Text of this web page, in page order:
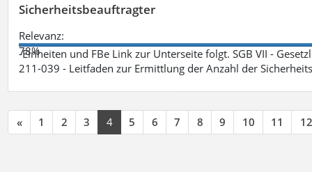
Sicherheitsbeauftragter
Relevanz:
78%
-Einheiten und FBe Link zur Unterseite folgt. SGB VII -
211-039 - Leitfaden zur Ermittlung der Anzahl der
« 1 2 3 4 5 6 7 8 9 10 11 12